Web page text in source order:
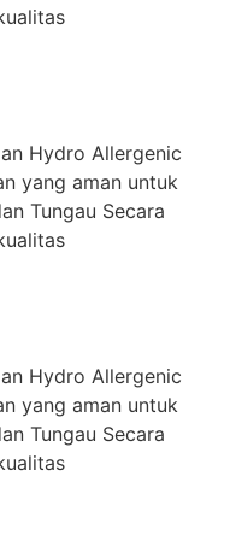
Hydro Allergenic
yang aman untuk
Tungau Secara
Hydro Allergenic
yang aman untuk
Tungau Secara